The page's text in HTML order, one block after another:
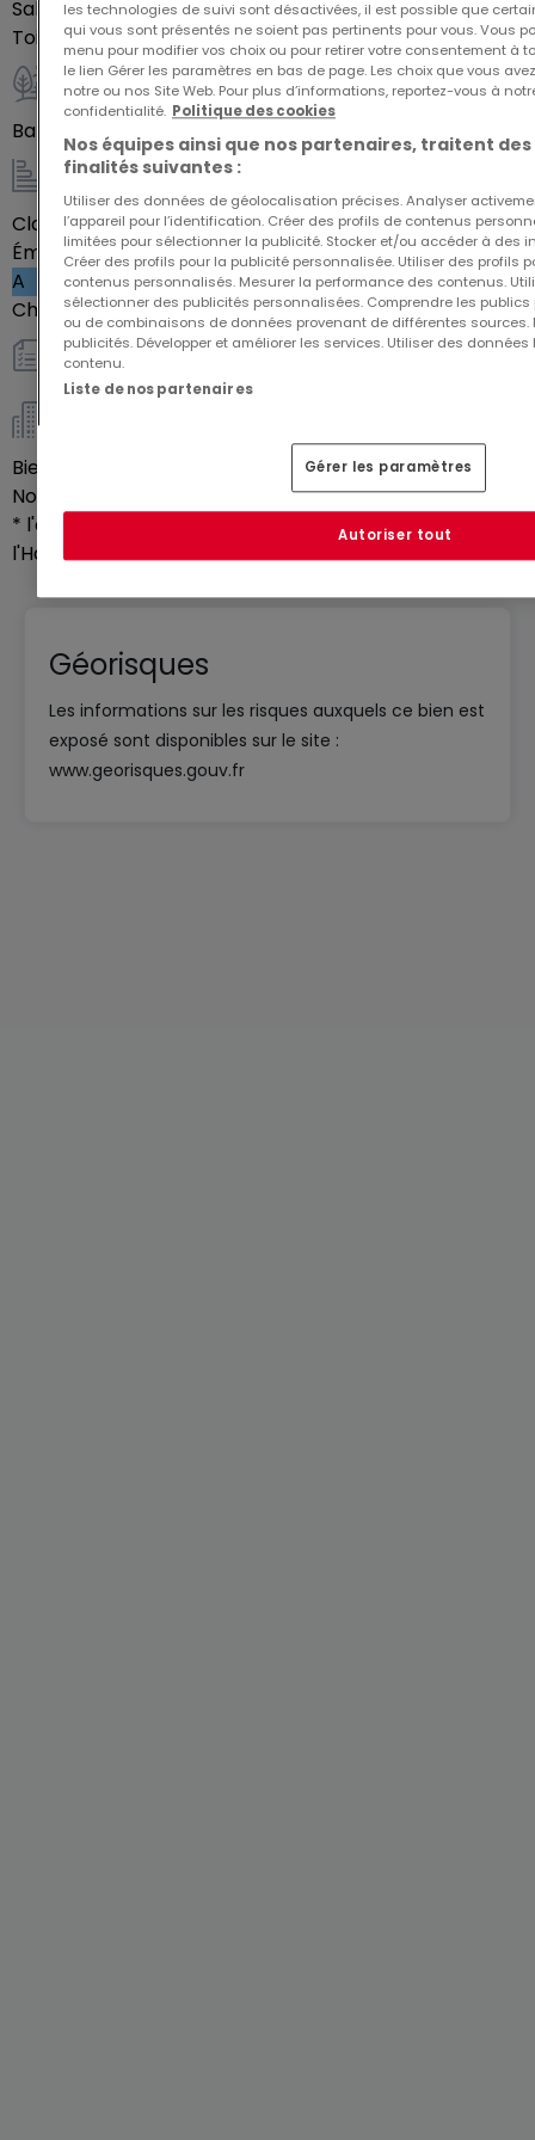
57100 Thionville
Salles de douche1
Toilettes séparées1
Extérieur
Balcon
m²
Energie / Chauffage
Classe énergétiqueVide
Émission de gaz à effet de serre (GES)
A
Chauffage au gazOui
Autres
Bien soumis au statut de copropriétéOui
Nombre de lots en copropriété37
* l'article L.721-1 du Code de la Construction et de
l'Habitation.
Géorisques
Les informations sur les risques auxquels ce bien est
exposé sont disponibles sur le site :
www.georisques.gouv.fr
les technologies de suivi sont désactivées, il est possible que
qui vous sont présentés ne soient pas pertinents pour vous. Vous
menu pour modifier vos choix ou pour retirer votre consentement à
le lien Gérer les paramètres en bas de page. Les choix que vous
notre ou nos Site Web. Pour plus d’informations, reportez-vous à
confidentialité. Politique des cookies
Nos équipes ainsi que nos partenaires, traitent
finalités suivantes :
Utiliser des données de géolocalisation précises. Analyser
l’appareil pour l’identification. Créer des profils de contenus
limitées pour sélectionner la publicité. Stocker et/ou accéder à des
Créer des profils pour la publicité personnalisée. Utiliser des profils
contenus personnalisés. Mesurer la performance des contenus.
sélectionner des publicités personnalisées. Comprendre les
ou de combinaisons de données provenant de différentes sources.
publicités. Développer et améliorer les services. Utiliser des
contenu.
Liste de nos partenaires
Gérer les paramètres
Autoriser tout